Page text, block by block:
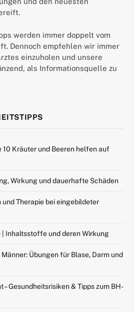
werden immer doppelt vom
Dennoch empfehlen wir immer
einzuholen und unsere
als Informationsquelle zu
10 Kräuter und Beeren helfen auf
Wirkung und dauerhafte Schäden
und Therapie bei eingebildeter
Inhaltsstoffe und deren Wirkung
Übungen für Blase, Darm und
– Gesundheitsrisiken & Tipps zum BH-